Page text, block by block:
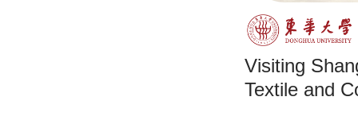
Visiting
Textile and